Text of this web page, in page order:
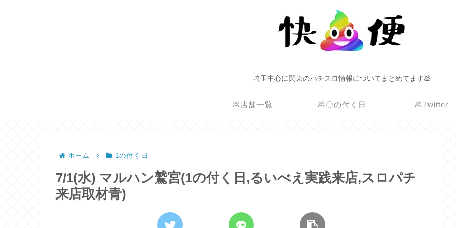
埼玉中心に関東のパチスロ情報についてまとめてます💩
💩店舗一覧 💩〇の付く日 💩Twitter
ホーム 1の付く日
7/1(水) マルハン鷲宮(1の付く日,るいべえ実践来店,スロパチ
来店取材青)